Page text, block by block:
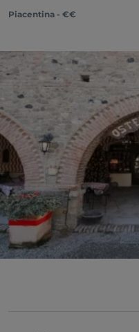
Piacentina - €€